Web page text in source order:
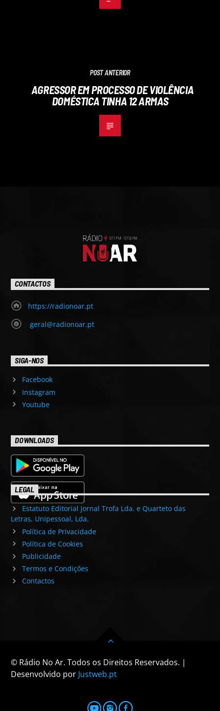
POST ANTERIOR
AGRESSOR EM PROCESSO DE VIOLÊNCIA
DOMÉSTICA TINHA 12 ARMAS
CONTACTOS
https://radionoar.pt
geral@radionoar.pt
SIGA-NOS
Facebook
Instagram
Youtube
DOWNLOADS
LEGAL
Estatuto Editorial Jornal Trofa Lda. e Quarteto das
Letras, Unipessoal, Lda.
Política de Privacidade
Política de Cookies
Publicidade
Termos e Condições
Contactos
© Rádio No Ar. Todos os Direitos Reservados. |
Desenvolvido por Justweb.pt